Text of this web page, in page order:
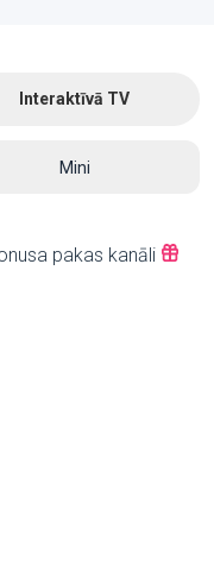
Interaktīvā TV
Mini
pakas kanāli